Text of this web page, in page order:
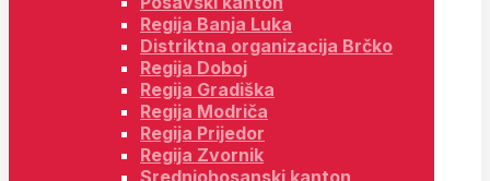
Regija Banja Luka
Distriktna organizacija Brčko
Regija Doboj
Regija Gradiška
Regija Modriča
Regija Prijedor
Regija Zvornik
Srednjobosanski kanton